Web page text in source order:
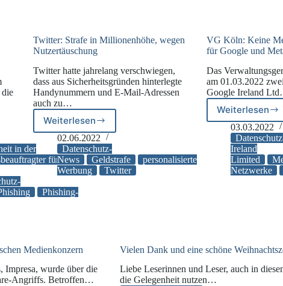
in der
für den
Phishing-
Twitter: Strafe in Millionenhöhe, wegen
Nutzertäuschung
Twitter hatte jahrelang verschwiegen,
dass aus Sicherheitsgründen hinterlegte
Handynummern und E-Mail-Adressen
auch zu…
Weiterlesen
Twitter:
Strafe
in
Millionenhöhe,
wegen
02.06.2022
Datenschutz-
News
Geldstrafe
personalisierte
Werbung
Twitter
VG Köln: Keine
für Google und
Das
am 01.03.2022
Google Ireland
Weiterlesen
VG
Köln:
Keine
ans
BKA
03.03.2022
Ireland
Limited
Netzwerke
Medienkonzern
Impresa, wurde über die
Angriffs. Betroffen…
Vielen Dank und eine schöne
Liebe Leserinnen und Leser, auch in
die Gelegenheit nutzen…